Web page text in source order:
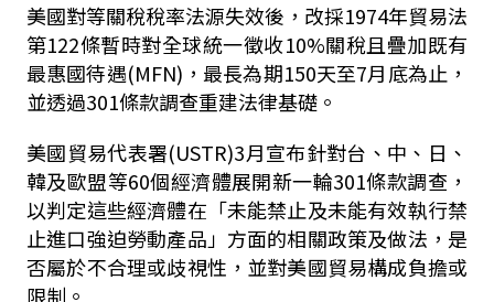
美國對等關稅稅率法源失效後，改採1974年貿易法
第122條暫時對全球統一徵收10%關稅且疊加既有
最惠國待遇(MFN)，最長為期150天至7月底為止，
並透過301條款調查重建法律基礎。
美國貿易代表署(USTR)3月宣布針對台、中、日、
韓及歐盟等60個經濟體展開新一輪301條款調查，
以判定這些經濟體在「未能禁止及未能有效執行禁
止進口強迫勞動產品」方面的相關政策及做法，是
否屬於不合理或歧視性，並對美國貿易構成負擔或
限制。